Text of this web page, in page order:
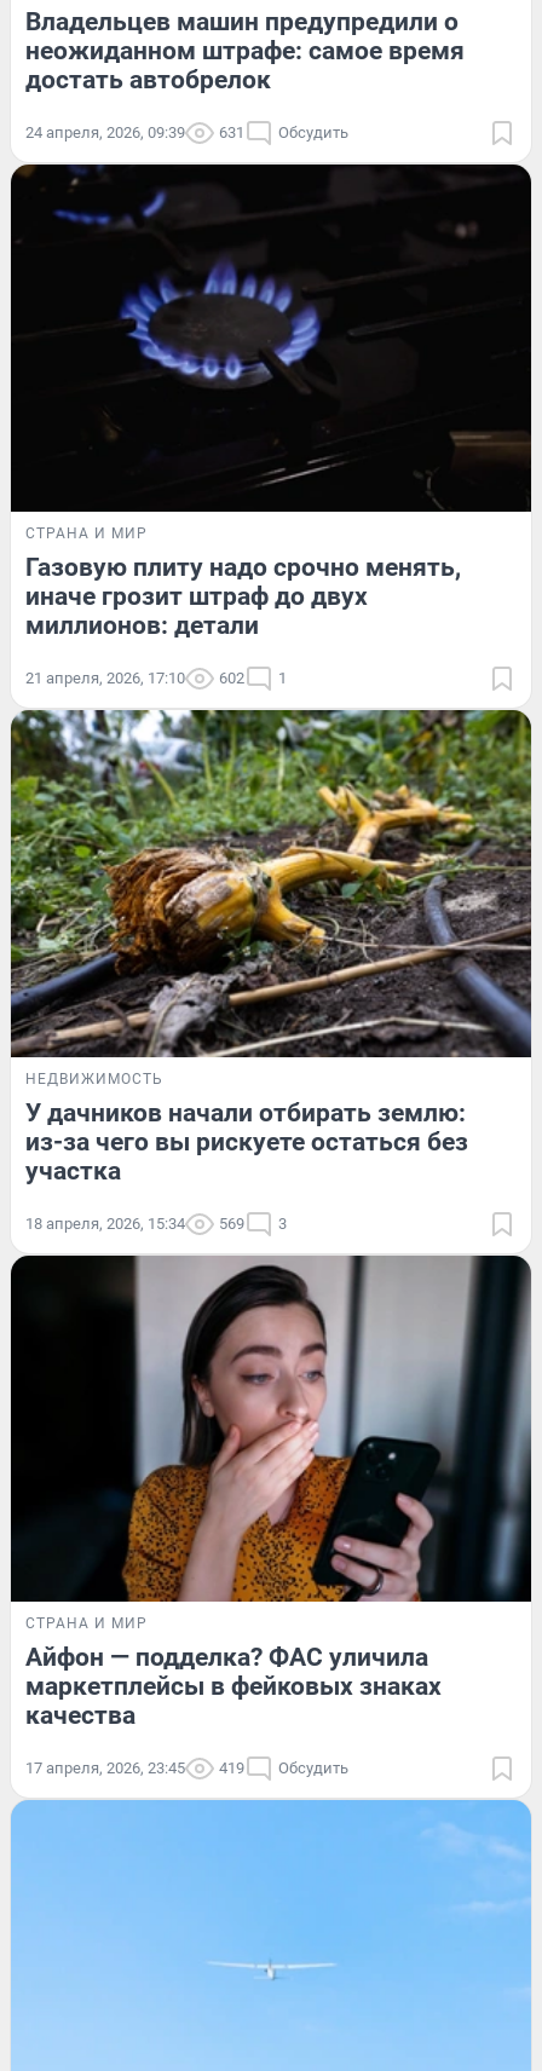
Владельцев машин предупредили о
неожиданном штрафе: самое время
достать автобрелок
24 апреля, 2026, 09:39 631 Обсудить
СТРАНА И МИР
Газовую плиту надо срочно менять,
иначе грозит штраф до двух
миллионов: детали
21 апреля, 2026, 17:10 602 1
НЕДВИЖИМОСТЬ
У дачников начали отбирать землю:
из-за чего вы рискуете остаться без
участка
18 апреля, 2026, 15:34 569 3
СТРАНА И МИР
Айфон — подделка? ФАС уличила
маркетплейсы в фейковых знаках
качества
17 апреля, 2026, 23:45 419 Обсудить